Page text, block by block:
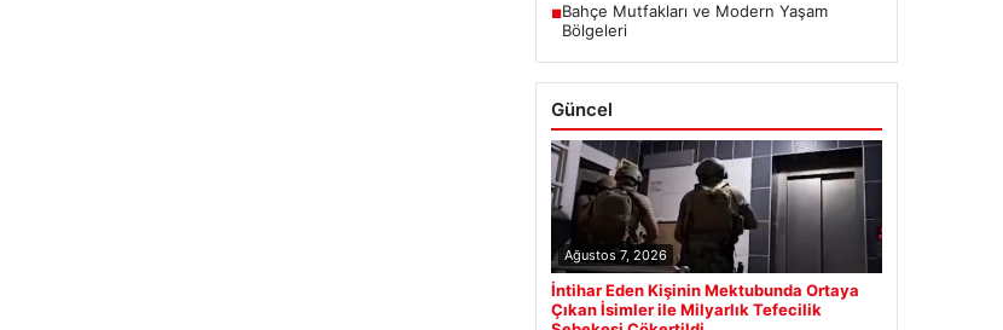
■Bahçe Mutfakları ve Modern Yaşam
Bölgeleri
Güncel
Ağustos 7, 2026
İntihar Eden Kişinin Mektubunda Ortaya
Çıkan İsimler ile Milyarlık Tefecilik